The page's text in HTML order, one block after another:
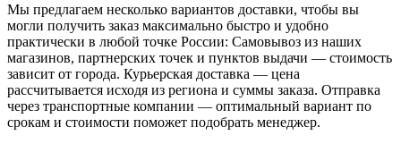
Мы предлагаем несколько вариантов доставки, чтобы вы
могли получить заказ максимально быстро и удобно
практически в любой точке России: Самовывоз из наших
магазинов, партнерских точек и пунктов выдачи — стоимость
зависит от города. Курьерская доставка — цена
рассчитывается исходя из региона и суммы заказа. Отправка
через транспортные компании — оптимальный вариант по
срокам и стоимости поможет подобрать менеджер.